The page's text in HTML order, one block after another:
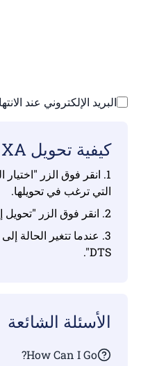
البريد الإلكتروني عند
كيفية تحويل XA إلى ملف DTS؟
التي ترغب في تحويلها.
2. انقر فوق الزر "تحويل إلى DTS" لبدء التحويل.
3. عندما تتغير الحالة
DTS".
الأسئلة الشائعة
How Can I Go?